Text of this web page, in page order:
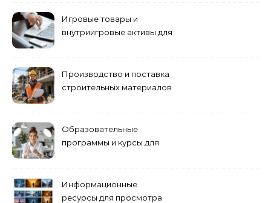
Игровые товары и
внутриигровые активы для
приобретения
Производство и поставка
строительных материалов
Образовательные
программы и курсы для
Информационные
ресурсы для просмотра